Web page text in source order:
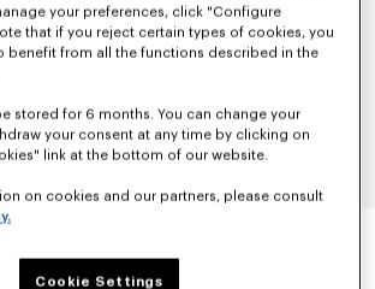
MIT FLACHEM ABSATZ
your preferences, click "Configure
that if you reject certain types of cookies, you
benefit from all the functions described in the
stored for 6 months. You can change your
your consent at any time by clicking on
link at the bottom of our website.
on cookies and our partners, please consult
Cookie Settings